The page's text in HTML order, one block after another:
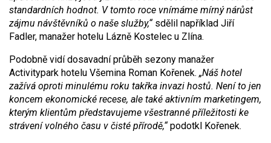
standardních hodnot. V tomto roce vnímáme mírný nárůst
zájmu návštěvníků o naše služby,“sdělil například Jiří
Fadler, manažer hotelu Lázně Kostelec u Zlína.
Podobně vidí dosavadní průběh sezony manažer
Activitypark hotelu Všemina Roman Kořenek. „Náš hotel
zažívá oproti minulému roku takřka invazi hostů. Není to jen
koncem ekonomické recese, ale také aktivním marketingem,
kterým klientům představujeme všestranné příležitosti ke
strávení volného času v čisté přírodě,“podotkl Kořenek.